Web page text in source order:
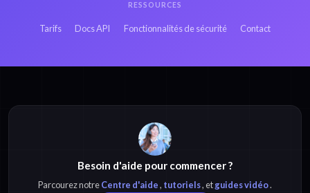
RESSOURCES
Tarifs Docs API Fonctionnalités de sécurité Contact
Besoin d'aide pour commencer ?
Parcourez notreCentre d'aide, tutoriels, etguides vidéo.